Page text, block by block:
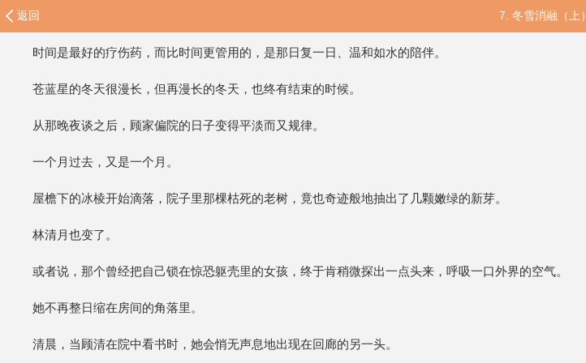
返回 7. 冬雪消融（上）
时间是最好的疗伤药，而比时间更管用的，是那日复一日、温和如水的陪伴。
苍蓝星的冬天很漫长，但再漫长的冬天，也终有结束的时候。
从那晚夜谈之后，顾家偏院的日子变得平淡而又规律。
一个月过去，又是一个月。
屋檐下的冰棱开始滴落，院子里那棵枯死的老树，竟也奇迹般地抽出了几颗嫩绿的新芽。
林清月也变了。
或者说，那个曾经把自己锁在惊恐躯壳里的女孩，终于肯稍微探出一点头来，呼吸一口外界的空气。
她不再整日缩在房间的角落里。
清晨，当顾清在院中看书时，她会悄无声息地出现在回廊的另一头。